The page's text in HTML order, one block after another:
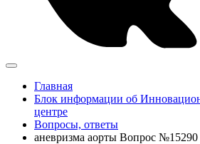
Главная
Блок информации об
центре
Вопросы, ответы
аневризма аорты Вопрос №15290